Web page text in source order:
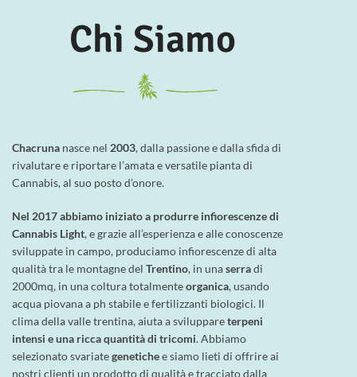
Chi Siamo
Chacruna nasce nel 2003, dalla passione e dalla sfida di
rivalutare e riportare l’amata e versatile pianta di
Cannabis, al suo posto d’onore.
Nel 2017 abbiamo iniziato a produrre infiorescenze di
Cannabis Light, e grazie all’esperienza e alle conoscenze
sviluppate in campo, produciamo infiorescenze di alta
qualità tra le montagne del Trentino, in unaserradi
2000mq, in una coltura totalmenteorganica, usando
acqua piovana a ph stabile e fertilizzanti biologici. Il
clima della valle trentina, aiuta a sviluppareterpeni
intensi e una ricca quantità di tricomi. Abbiamo
selezionato svariategenetichee siamo lieti di offrire ai
nostri clienti un prodotto di qualità e tracciato dalla